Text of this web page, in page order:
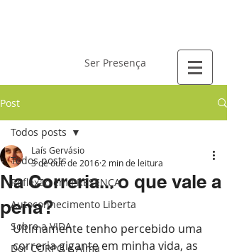
Ser Presença
Post
Todos posts
Reflexão em PRESENÇA
Autoconhecimento Liberta
Sobre a VIDA
Dor CORPO e Alma
Todos posts
Na Correria... o que vale a
pena?
Laís Gervásio
3 de out. de 2016 2 min de leitura
Ultimamente tenho percebido uma
correria gigante em minha vida, as